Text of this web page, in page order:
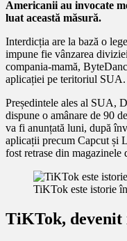
Americanii au invocate
luat această măsură.
Interdicția are la bază o
impune fie vânzarea
compania-mamă,
aplicației pe teritoriul SUA.
Președintele ales al SUA,
dispune o amânare de 90
va fi anunțată luni, după
aplicații precum Capcut și
fost retrase din
TiKTok este istorie
TiKTok, devenit